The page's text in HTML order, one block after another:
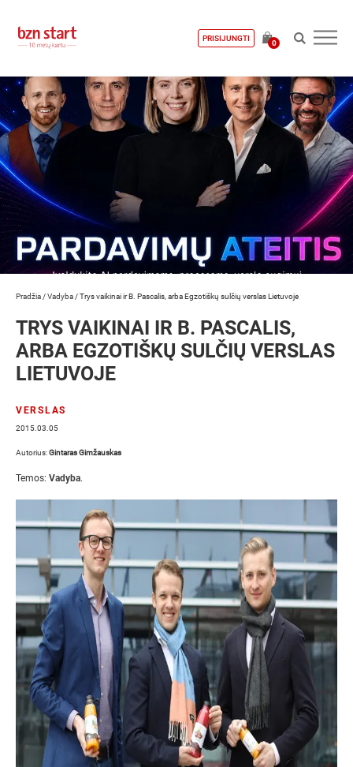
PRISIJUNGTI
0
Pradžia /Vadyba /Trys vaikinai ir B. Pascalis, arba Egzotiškų sulčių verslas Lietuvoje
TRYS VAIKINAI IR B. PASCALIS,
ARBA EGZOTIŠKŲ SULČIŲ VERSLAS
LIETUVOJE
VERSLAS
2015.03.05
Autorius:Gintaras Gimžauskas
Temos: Vadyba.